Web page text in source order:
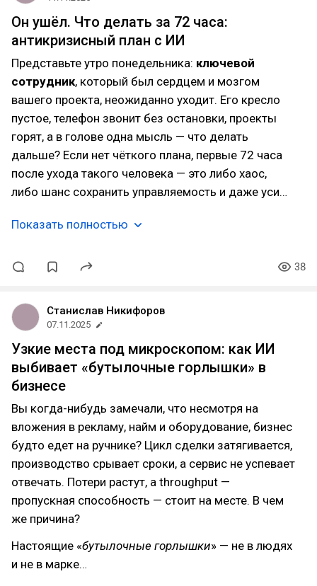
Он ушёл. Что делать за 72 часа:
антикризисный план с ИИ
Представьте утро понедельника: ключевой
сотрудник, который был сердцем и мозгом
вашего проекта, неожиданно уходит. Его кресло
пустое, телефон звонит без остановки, проекты
горят, а в голове одна мысль — что делать
дальше? Если нет чёткого плана, первые 72 часа
после ухода такого человека — это либо хаос,
либо шанс сохранить управляемость и даже уси…
Показать полностью
38
Станислав Никифоров
07.11.2025
Узкие места под микроскопом: как ИИ
выбивает «бутылочные горлышки» в
бизнесе
Вы когда-нибудь замечали, что несмотря на
вложения в рекламу, найм и оборудование, бизнес
будто едет на ручнике? Цикл сделки затягивается,
производство срывает сроки, а сервис не успевает
отвечать. Потери растут, а throughput —
пропускная способность — стоит на месте. В чем
же причина?
Настоящие «бутылочные горлышки» — не в людях
и не в марке…